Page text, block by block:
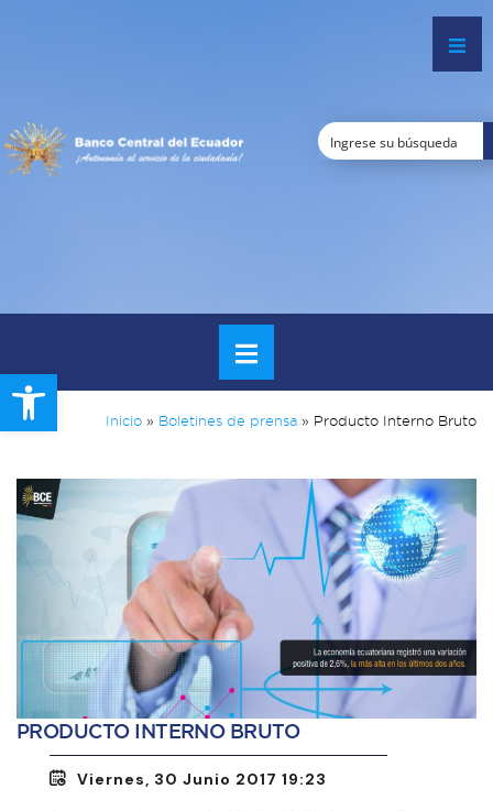
Open toolbar
Inicio » Boletines de prensa » Producto Interno Bruto
PRODUCTO INTERNO BRUTO
Viernes, 30 Junio 2017 19:23